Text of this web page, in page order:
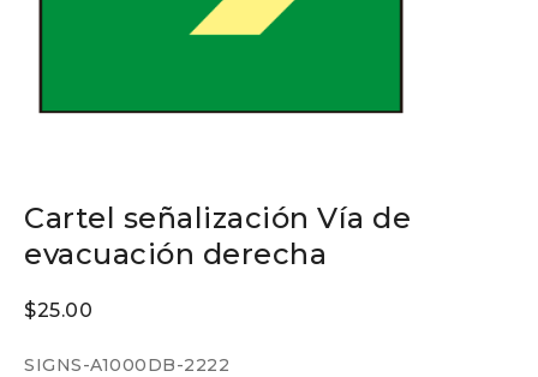
Cartel señalización Vía de
evacuación derecha
$25.00
SIGNS-A1000DB-2222